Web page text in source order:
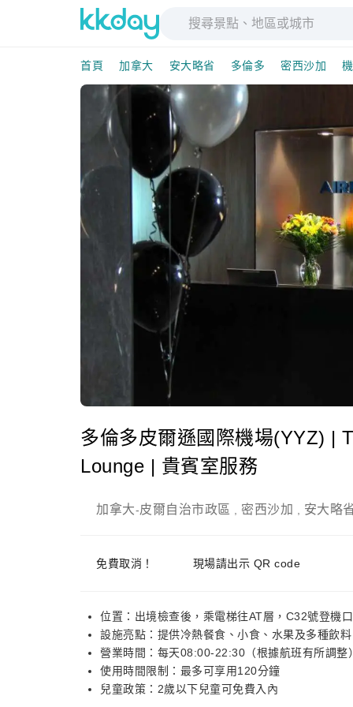
首頁 加拿大 安大略省 多倫多 密西沙加
多倫多皮爾遜國際機場(YYZ) |
Lounge | 貴賓室服務
加拿大-皮爾自治市政區 密西沙加 安大略
免費取消！ 現場請出示 QR code
位置：出境檢查後，乘電梯往AT層，C32號登機
設施亮點：提供冷熱餐食、小食、水果及多種飲料
營業時間：每天08:00-22:30（根據航班有所調整
使用時間限制：最多可享用120分鐘
兒童政策：2歲以下兒童可免費入內